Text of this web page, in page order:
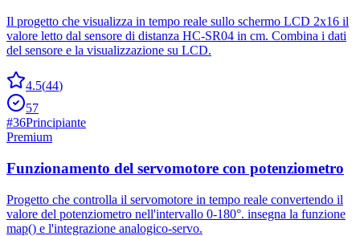
Il progetto che visualizza in tempo reale sullo schermo LCD 2x16 il
valore letto dal sensore di distanza HC-SR04 in cm. Combina i dati
del sensore e la visualizzazione su LCD.
4.5(44)
57
#36Principiante
Premium
Funzionamento del servomotore con potenziometro
Progetto che controlla il servomotore in tempo reale convertendo il
valore del potenziometro nell'intervallo 0-180°. insegna la funzione
map() e l'integrazione analogico-servo.